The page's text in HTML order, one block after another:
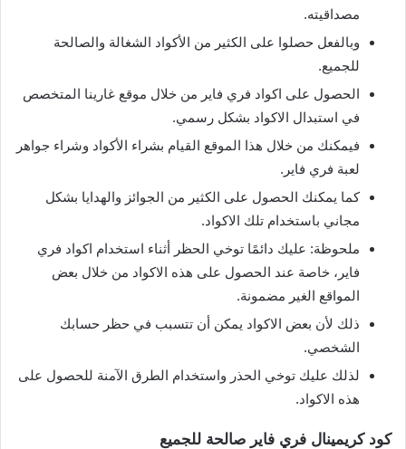
مصداقيته.
وبالفعل حصلوا على الكثير من الأكواد الشغالة والصالحة
للجميع.
الحصول على اكواد فري فاير من خلال موقع غارينا المتخصص
في استبدال الاكواد بشكل رسمي.
فيمكنك من خلال هذا الموقع القيام بشراء الأكواد وشراء جواهر
لعبة فري فاير.
كما يمكنك الحصول على الكثير من الجوائز والهدايا بشكل
مجاني باستخدام تلك الاكواد.
ملحوظة: عليك دائمًا توخي الحظر أثناء استخدام اكواد فري
فاير، خاصة عند الحصول على هذه الاكواد من خلال بعض
المواقع الغير مضمونة.
ذلك لأن بعض الاكواد يمكن أن تتسبب في حظر حسابك
الشخصي.
لذلك عليك توخي الحذر واستخدام الطرق الآمنة للحصول على
هذه الاكواد.
كود كريمينال فري فاير صالحة للجميع